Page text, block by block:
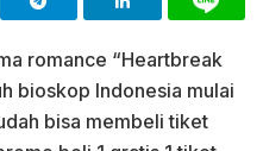
romance “Heartbreak
bioskop Indonesia mulai
bisa membeli tiket